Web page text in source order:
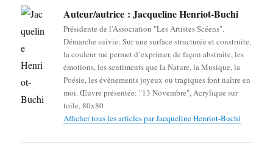
Auteur/autrice : Jacqueline Henriot-Buchi
Présidente de l'Association "Les Artistes Scéens".
Démarche suivie: Sur une surface structurée et construite,
la couleur me permet d’exprimer, de façon abstraite, les
émotions, les sentiments que la Nature, la Musique, la
Poésie, les évènements joyeux ou tragiques font naître en
moi. Œuvre présentée: "13 Novembre", Acrylique sur
toile, 80x80
Afficher tous les articles par Jacqueline Henriot-Buchi